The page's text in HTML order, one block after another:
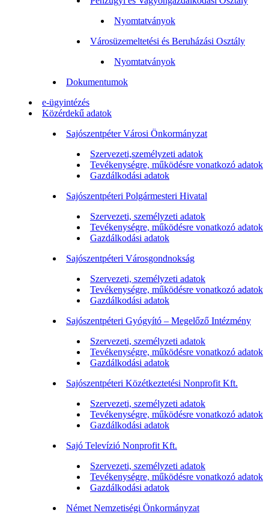
Nyomtatványok
Városüzemeltetési és Beruházási Osztály
Nyomtatványok
Dokumentumok
e-ügyintézés
Közérdekű adatok
Sajószentpéter Városi Önkormányzat
Szervezeti,személyzeti adatok
Tevékenységre, működésre vonatkozó adatok
Gazdálkodási adatok
Sajószentpéteri Polgármesteri Hivatal
Szervezeti, személyzeti adatok
Tevékenységre, működésre vonatkozó adatok
Gazdálkodási adatok
Sajószentpéteri Városgondnokság
Szervezeti, személyzeti adatok
Tevékenységre, működésre vonatkozó adatok
Gazdálkodási adatok
Sajószentpéteri Gyógyító – Megelőző Intézmény
Szervezeti, személyzeti adatok
Tevékenységre, működésre vonatkozó adatok
Gazdálkodási adatok
Sajószentpéteri Közétkeztetési Nonprofit Kft.
Szervezeti, személyzeti adatok
Tevékenységre, működésre vonatkozó adatok
Gazdálkodási adatok
Sajó Televízió Nonprofit Kft.
Szervezeti, személyzeti adatok
Tevékenységre, működésre vonatkozó adatok
Gazdálkodási adatok
Német Nemzetiségi Önkormányzat